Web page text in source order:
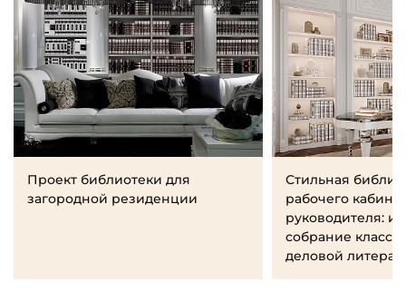
Проект библиотеки для
загородной резиденции
Стильная
рабочего
руководителя:
собрание
деловой